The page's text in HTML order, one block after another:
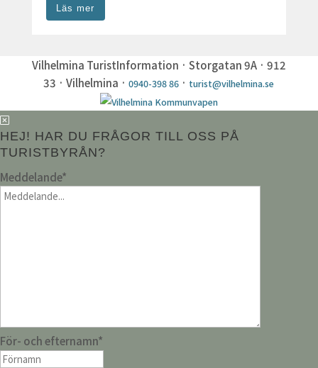
Läs mer
Vilhelmina TuristInformation · Storgatan 9A · 912
33 · Vilhelmina ·0940-398 86 · turist@vilhelmina.se
HEJ! HAR DU FRÅGOR TILL OSS PÅ
TURISTBYRÅN?
Meddelande*
För- och efternamn*